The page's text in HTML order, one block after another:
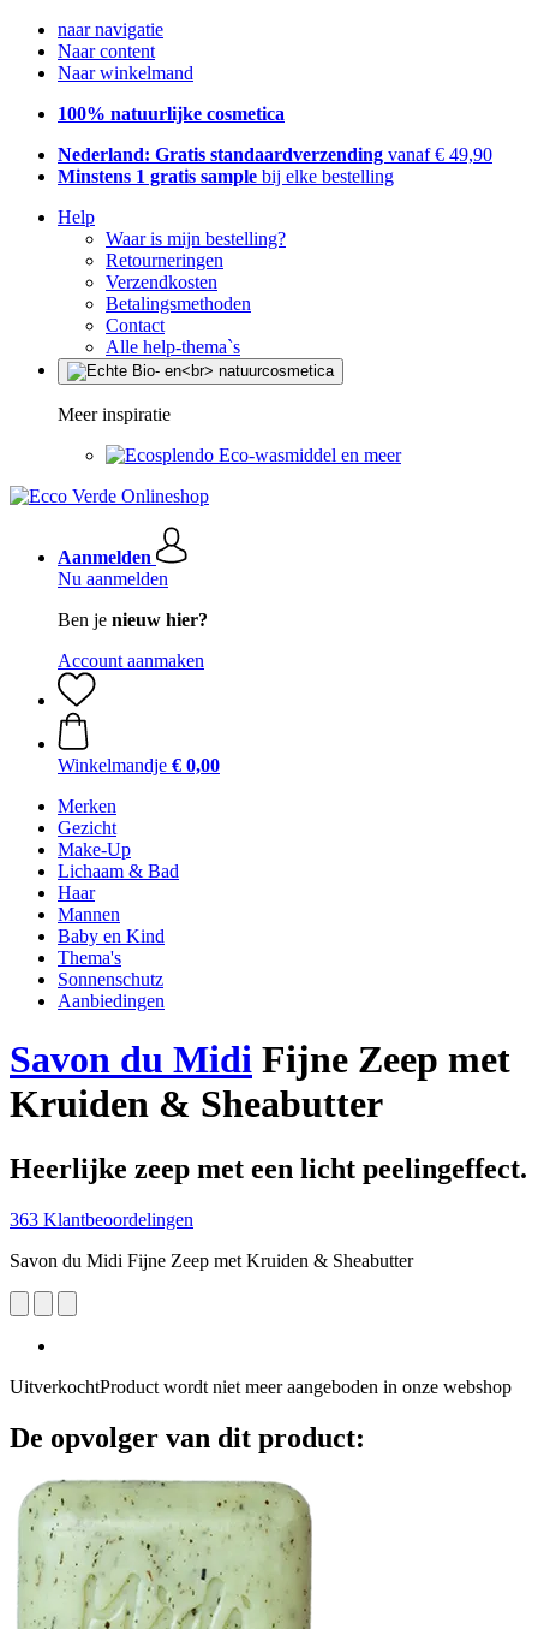
naar navigatie
Naar content
Naar winkelmand
100% natuurlijke cosmetica
Nederland: Gratis standaardverzending vanaf € 49,90
Minstens 1 gratis sample bij elke bestelling
Help
Waar is mijn bestelling?
Retourneringen
Verzendkosten
Betalingsmethoden
Contact
Alle help-thema`s
Meer inspiratie
Eco-wasmiddel en meer
Aanmelden
Nu aanmelden
Ben je nieuw hier?
Account aanmaken
Winkelmandje € 0,00
Merken
Gezicht
Make-Up
Lichaam & Bad
Haar
Mannen
Baby en Kind
Thema's
Sonnenschutz
Aanbiedingen
Savon du Midi Fijne Zeep met
Kruiden & Sheabutter
Heerlijke zeep met een licht peelingeffect.
363 Klantbeoordelingen
Savon du Midi Fijne Zeep met Kruiden & Sheabutter
UitverkochtProduct wordt niet meer aangeboden in onze webshop
De opvolger van dit product: